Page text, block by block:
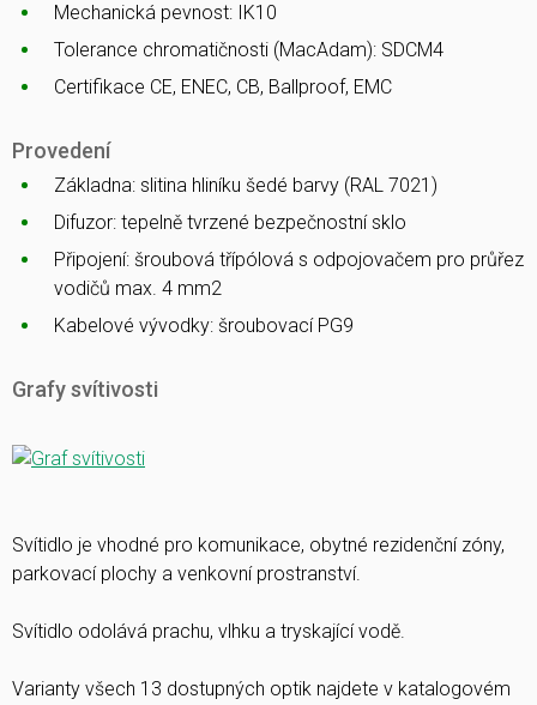
Mechanická pevnost: IK10
Tolerance chromatičnosti (MacAdam): SDCM4
Certifikace CE, ENEC, CB, Ballproof, EMC
Provedení
Základna: slitina hliníku šedé barvy (RAL 7021)
Difuzor: tepelně tvrzené bezpečnostní sklo
Připojení: šroubová třípólová s odpojovačem pro průřez
vodičů max. 4 mm2
Kabelové vývodky: šroubovací PG9
Grafy svítivosti
Svítidlo je vhodné pro komunikace, obytné rezidenční zóny,
parkovací plochy a venkovní prostranství.
Svítidlo odolává prachu, vlhku a tryskající vodě.
Varianty všech 13 dostupných optik najdete v katalogovém